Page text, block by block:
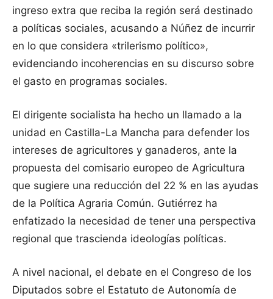
ingreso extra que reciba la región será destinado
a políticas sociales, acusando a Núñez de incurrir
en lo que considera «trilerismo político»,
evidenciando incoherencias en su discurso sobre
el gasto en programas sociales.
El dirigente socialista ha hecho un llamado a la
unidad en Castilla-La Mancha para defender los
intereses de agricultores y ganaderos, ante la
propuesta del comisario europeo de Agricultura
que sugiere una reducción del 22 % en las ayudas
de la Política Agraria Común. Gutiérrez ha
enfatizado la necesidad de tener una perspectiva
regional que trascienda ideologías políticas.
A nivel nacional, el debate en el Congreso de los
Diputados sobre el Estatuto de Autonomía de